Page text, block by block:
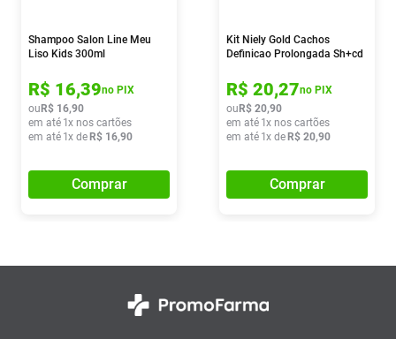
Shampoo Salon Line Meu
Liso Kids 300ml
R$ 16,39no PIX
ou R$ 16,90
em até 1x nos cartões
em até 1x de R$ 16,90
Comprar
Kit Niely Gold Cachos
Definicao Prolongada Sh+cd
R$ 20,27no PIX
ou R$ 20,90
em até 1x nos cartões
em até 1x de R$ 20,90
Comprar